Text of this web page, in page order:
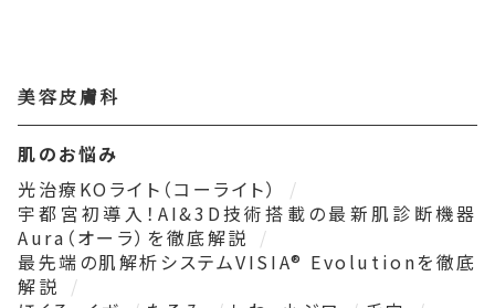
美容皮膚科
肌のお悩み
光治療KOライト（コーライト）
宇都宮初導入！AI&3D技術搭載の最新肌診断機器
Aura（オーラ）を徹底解説
最先端の肌解析システムVISIA® Evolutionを徹底
解説